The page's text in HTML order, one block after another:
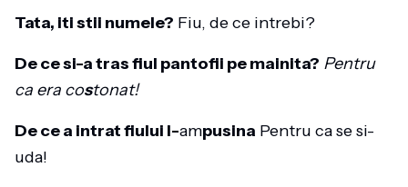
Tata, iti stii numele? Fiu, de ce intrebi?
De ce si-a tras fiul pantofii pe mainita? Pentru
ca era costonat!
De ce a intrat fiului l-ampusina Pentru ca se si-
uda!